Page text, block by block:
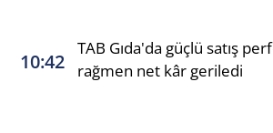
10:42
TAB Gıda'da güçlü satış
rağmen net kâr geriledi